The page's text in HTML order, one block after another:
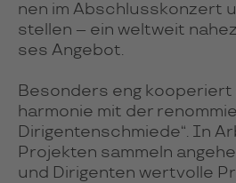
nen im Abschluss­kon­zert
stell­en – ein welt­weit
ses Ange­bot.
Beson­ders eng
har­mo­nie mit der
Diri­gen­ten­schmiede“. In
Pro­jek­ten sam­meln
und Diri­gen­ten wert­volle